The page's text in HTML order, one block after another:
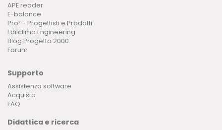
APE reader
E-balance
Pro² - Progettisti e Prodotti
Edilclima Engineering
Blog Progetto 2000
Forum
Supporto
Assistenza software
Acquista
FAQ
Didattica e ricerca